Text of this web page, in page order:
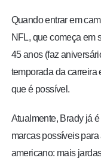
A post
Quando entrar em
NFL, que começa em
45 anos (faz
temporada da carreira
que é possível.
Atualmente, Brady já
marcas possíveis
americano: mais